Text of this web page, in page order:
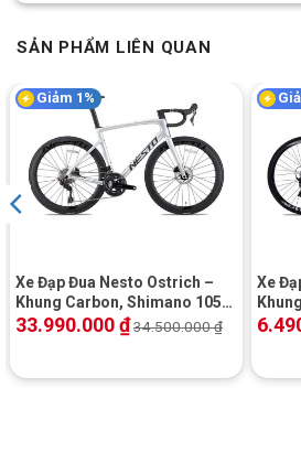
SẢN PHẨM LIÊN QUAN
Giảm 1%
Xe Đạp Đua Nesto Ostrich –
Khung Carbon, Shimano 105,
Phanh Đĩa Dầu
33.990.000₫34.500.000₫
Xe